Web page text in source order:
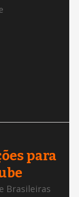
para
Brasileiras